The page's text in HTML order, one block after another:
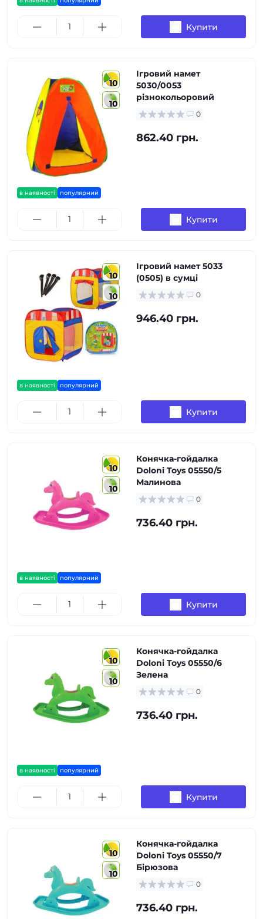
Купити
10
10
в наявності популярний
Ігровий намет
5030/0053
різнокольоровий
0
862.40 грн.
Купити
10
10
в наявності популярний
Ігровий намет 5033
(0505) в сумці
0
946.40 грн.
Купити
10
10
в наявності популярний
Конячка-гойдалка
Doloni Toys 05550/5
Малинова
0
736.40 грн.
Купити
10
10
в наявності популярний
Конячка-гойдалка
Doloni Toys 05550/6
Зелена
0
736.40 грн.
Купити
10
10
Конячка-гойдалка
Doloni Toys 05550/7
Бірюзова
0
736.40 грн.